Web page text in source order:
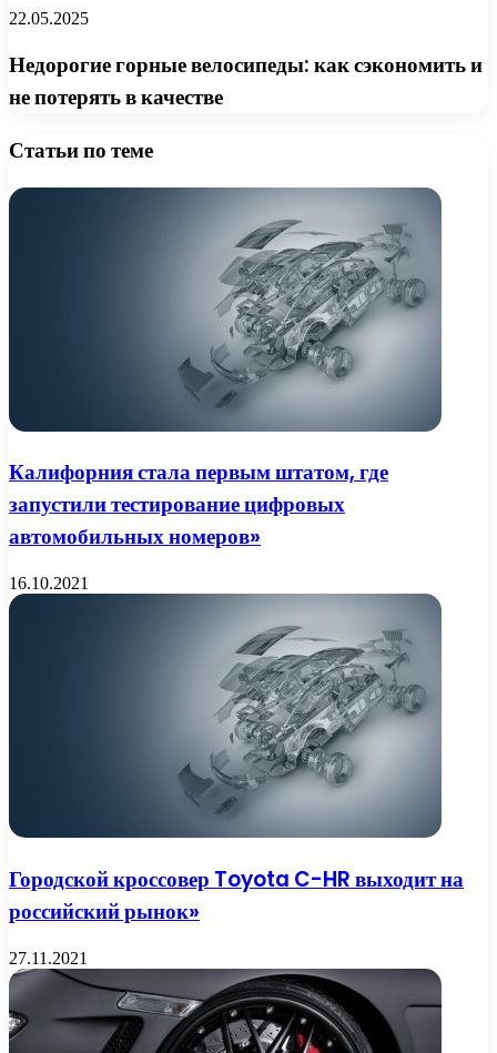
22.05.2025
Недорогие горные велосипеды: как сэкономить и
не потерять в качестве
Статьи по теме
Калифорния стала первым штатом, где
запустили тестирование цифровых
автомобильных номеров»
16.10.2021
Городской кроссовер Toyota C-HR выходит на
российский рынок»
27.11.2021